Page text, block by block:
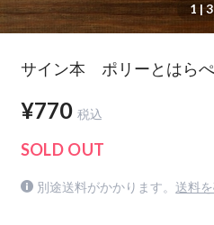
1 | 3
サイン本 ポリーとはらぺ
¥770 税込
SOLD OUT
別途送料がかかります。 送料